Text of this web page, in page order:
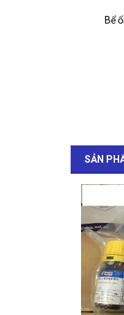
Bể
SẢN